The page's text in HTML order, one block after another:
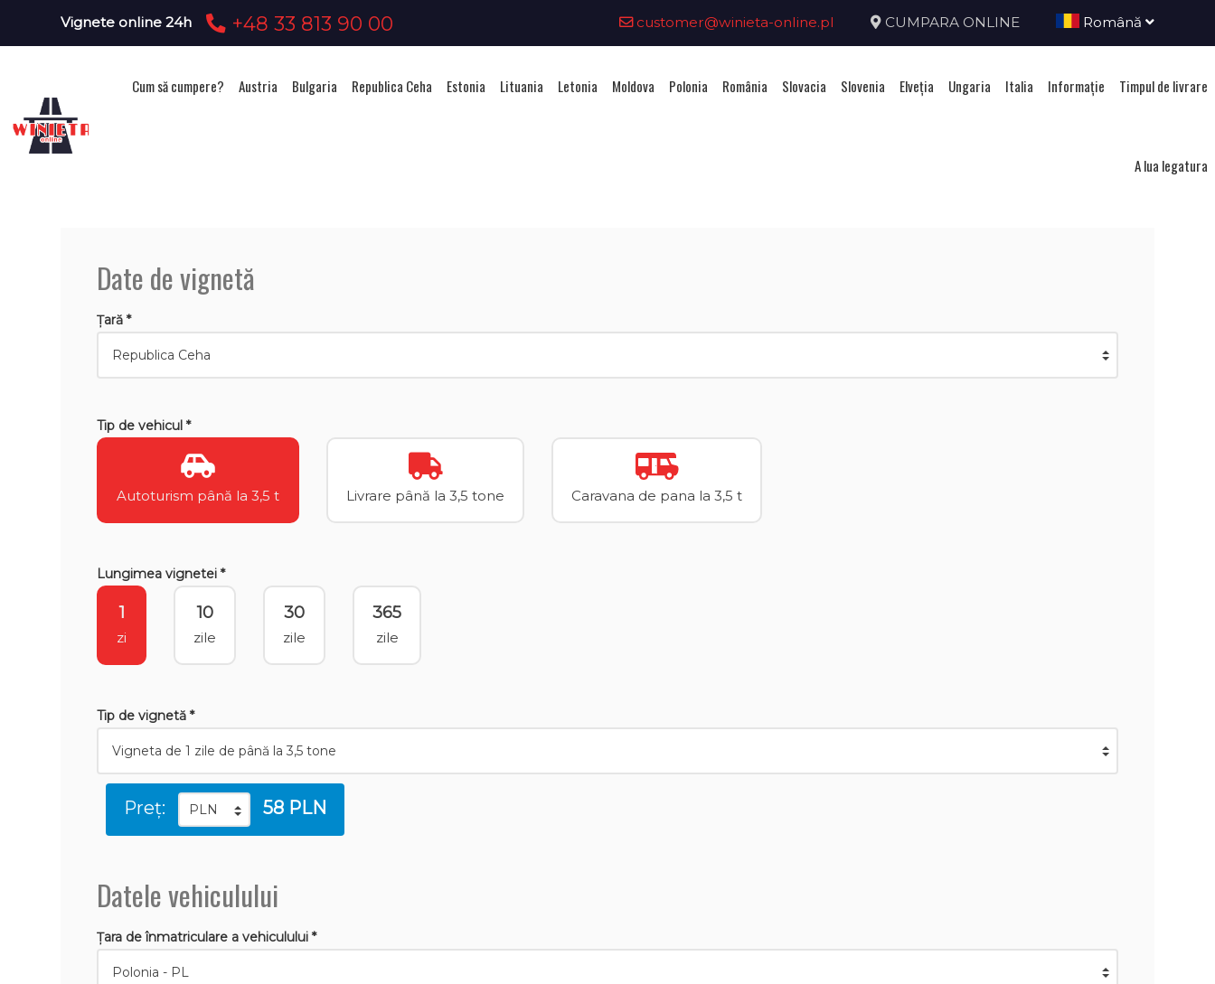
Vignete online 24h +48 33 813 90 00 customer@winieta-online.pl CUMPARA ONLINE Română
Cum să cumpere? Austria Bulgaria Republica Ceha Estonia Lituania Letonia Moldova Polonia România Slovacia Slovenia Elveţia Ungaria Italia Informație Timpul de livrare
A lua legatura
Date de vignetă
Țară *
Tip de vehicul *
Autoturism până la 3,5 t Livrare până la 3,5 tone Caravana de pana la 3,5 t
Lungimea vignetei *
1
zi
10
zile
30
zile
365
zile
Tip de vignetă *
Preț: 58 PLN
Datele vehiculului
Țara de înmatriculare a vehiculului *